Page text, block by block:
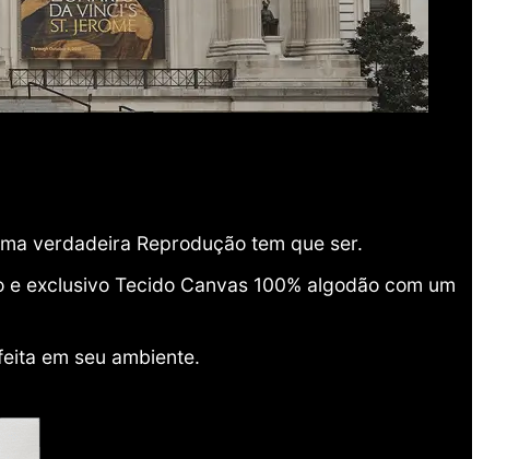
verdadeira Reprodução tem que ser.
exclusivo Tecido Canvas 100% algodão com um
em seu ambiente.